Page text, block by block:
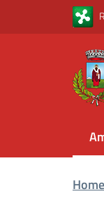
Vai al contenuto
Home